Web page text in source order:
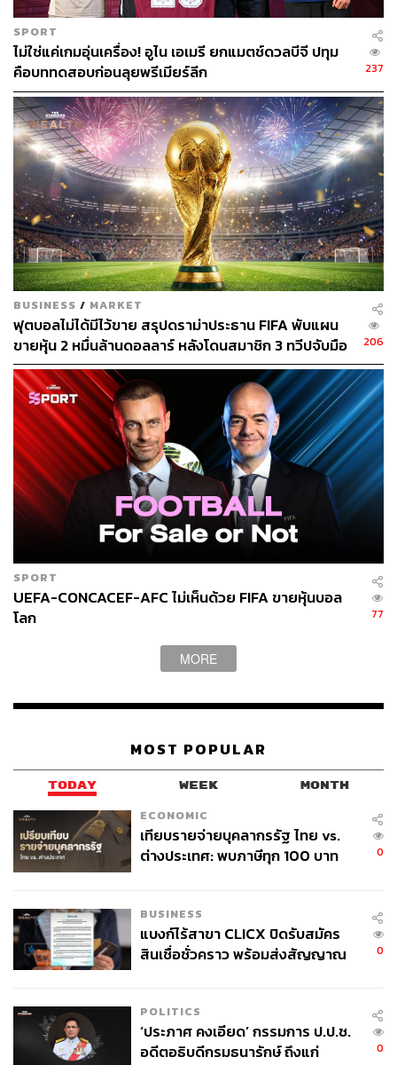
SPORT
ไม่ใช่แค่เกมอุ่นเครื่อง! อูไน เอเมรี ยกแมตช์ดวลบีจี ปทุม
คือบททดสอบก่อนลุยพรีเมียร์ลีก
237
BUSINESS / MARKET
ฟุตบอลไม่ได้มีไว้ขาย สรุปดราม่าประธาน FIFA พับแผน
ขายหุ้น 2 หมื่นล้านดอลลาร์ หลังโดนสมาชิก 3 ทวีปจับมือ
คว่ำบาตร
206
SPORT
UEFA-CONCACEF-AFC ไม่เห็นด้วย FIFA ขายหุ้นบอล
โลก
77
MORE
MOST POPULAR
TODAY WEEK MONTH
ECONOMIC
เทียบรายจ่ายบุคลากรรัฐ ไทย vs.
ต่างประเทศ: พบภาษีทุก 100 บาท
0
BUSINESS
แบงก์ไร้สาขา CLICX ปิดรับสมัคร
สินเชื่อชั่วคราว พร้อมส่งสัญญาณ
0
POLITICS
‘ประภาศ คงเอียด’ กรรมการ ป.ป.ช.
อดีตอธิบดีกรมธนารักษ์ ถึงแก่
0